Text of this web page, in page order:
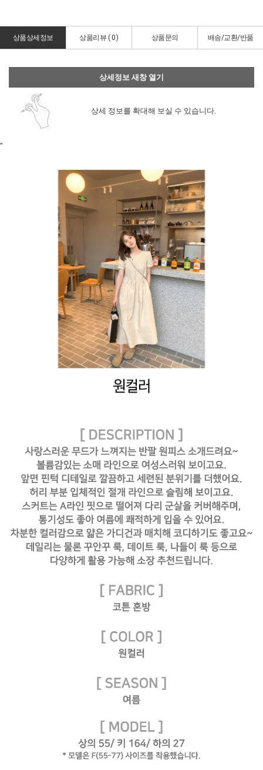
상품상세정보 상품리뷰 (0) 상품문의 배송/교환/반품
상세정보 새창 열기
상세 정보를 확대해 보실 수 있습니다.
"